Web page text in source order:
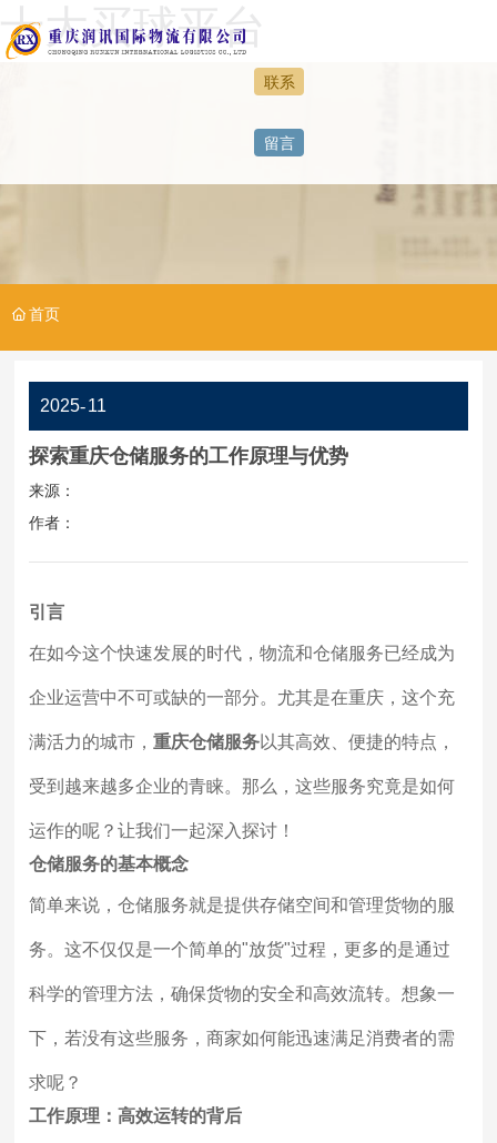
十大买球平台
服务案例
人力资源
联系
留言
首页
2025-11
探索重庆仓储服务的工作原理与优势
来源：
作者：
引言
在如今这个快速发展的时代，物流和仓储服务已经成为
企业运营中不可或缺的一部分。尤其是在重庆，这个充
满活力的城市，重庆仓储服务以其高效、便捷的特点，
受到越来越多企业的青睐。那么，这些服务究竟是如何
运作的呢？让我们一起深入探讨！
仓储服务的基本概念
简单来说，仓储服务就是提供存储空间和管理货物的服
务。这不仅仅是一个简单的"放货"过程，更多的是通过
科学的管理方法，确保货物的安全和高效流转。想象一
下，若没有这些服务，商家如何能迅速满足消费者的需
求呢？
工作原理：高效运转的背后